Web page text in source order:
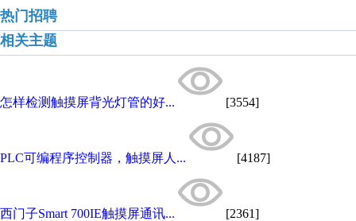
热门招聘
相关主题
怎样检测触摸屏背光灯管的好... [3554]
PLC可编程序控制器，触摸屏人... [4187]
西门子Smart 700IE触摸屏通讯... [2361]